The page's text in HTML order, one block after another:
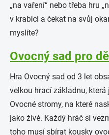
„na vaření“ nebo třeba hru
v krabici a čekat na svůj
myslíte?
Ovocný sad pro
Hra Ovocný sad od 3 let
velkou hrací základnu, která
Ovocné stromy, na které
jako živé. Každý hráč si
toho musí sbírat kousky